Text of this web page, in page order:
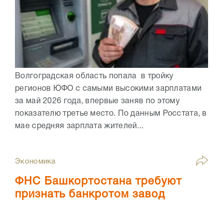
Волгоградская область попала в тройку
регионов ЮФО с самыми высокими зарплатами
за май 2026 года, впервые заняв по этому
показателю третье место. По данным Росстата, в
мае средняя зарплата жителей...
Экономика
ФНС Башкортостана требуют
признать банкротом завод